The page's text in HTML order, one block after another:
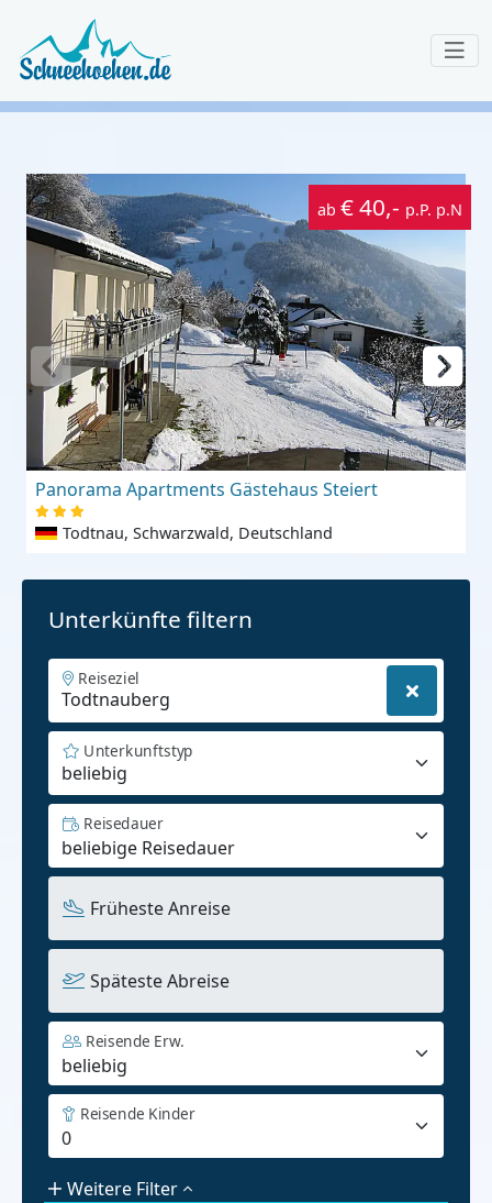
ab € 40,- p.P. p.N
Panorama Apartments Gästehaus Steiert
Todtnau, Schwarzwald, Deutschland
Unterkünfte filtern
Reiseziel
beliebig
Unterkunftstyp
Reisedauer
Früheste Anreise
Späteste Abreise
Reisende Erw.
Reisende Kinder
Weitere Filter